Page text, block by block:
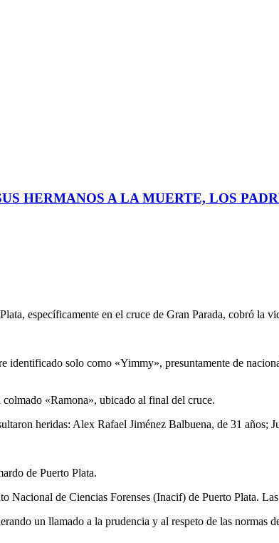
HERMANOS A LA MUERTE, LOS
específicamente en el cruce de Gran Parada, cobró la
identificado solo como «Yimmy», presuntamente de
«Ramona», ubicado al final del cruce.
heridas: Alex Rafael Jiménez Balbuena, de 31
de Puerto Plata.
de Ciencias Forenses (Inacif) de Puerto Plata.
un llamado a la prudencia y al respeto de las normas